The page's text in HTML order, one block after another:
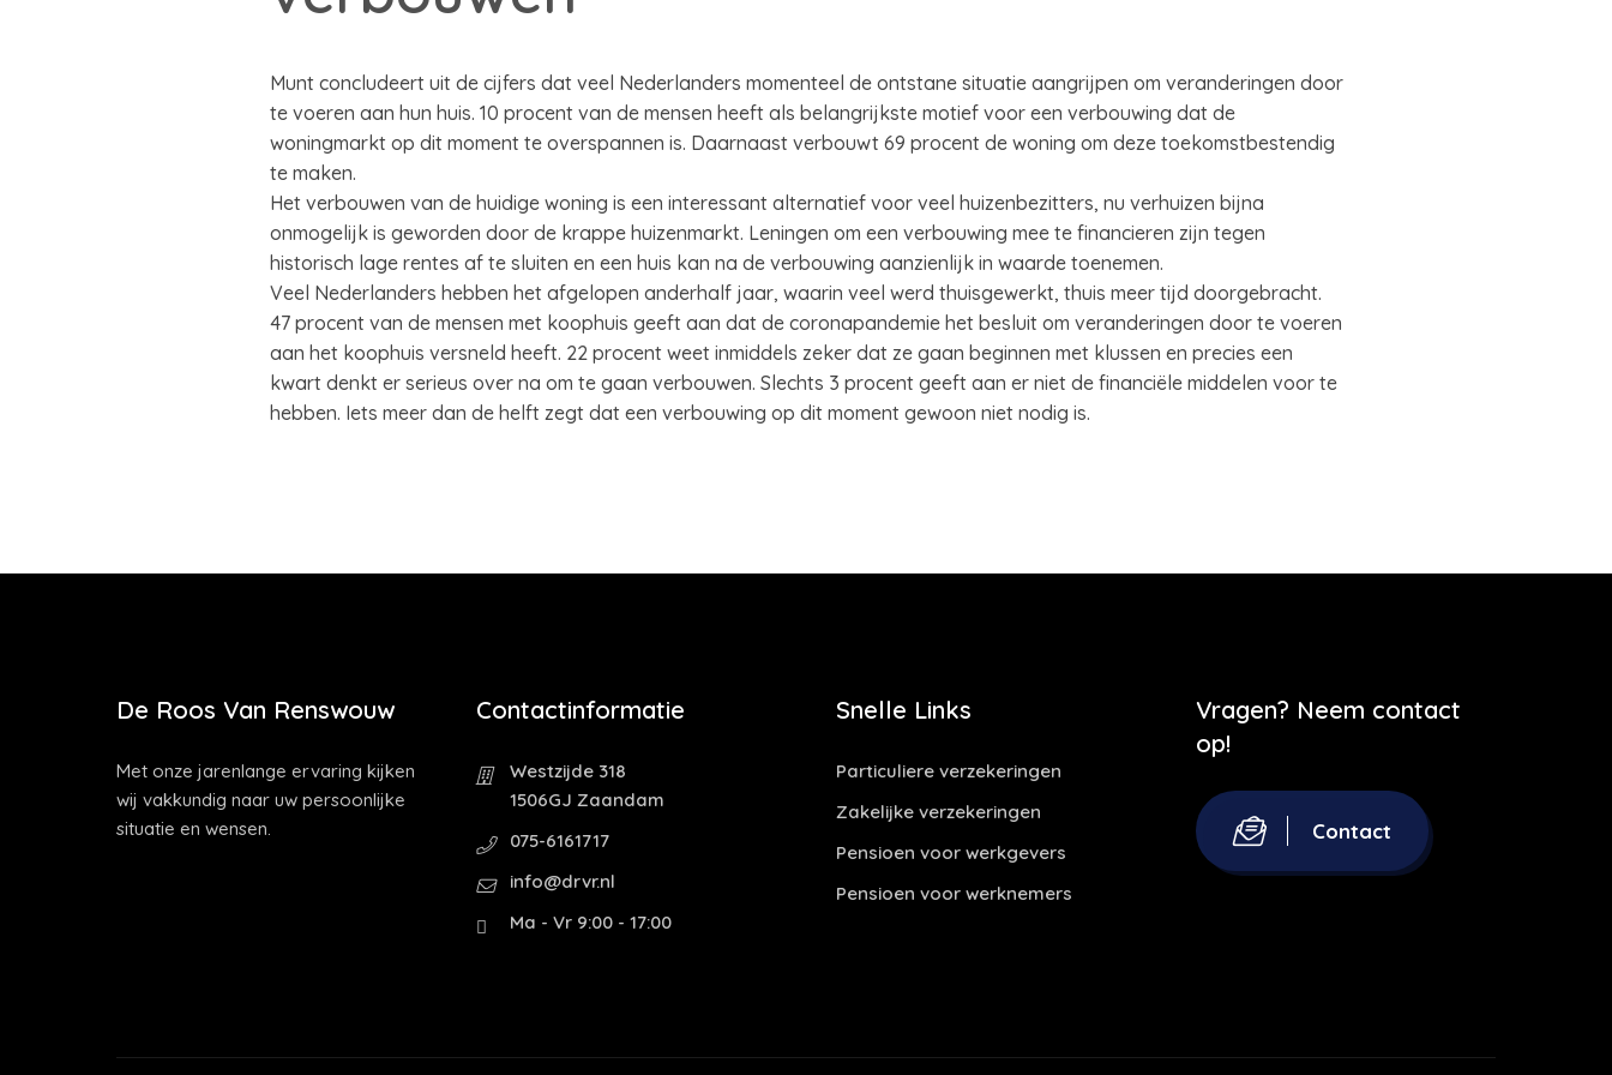
Munt concludeert uit de cijfers dat veel Nederlanders momenteel de ontstane situatie aangrijpen om veranderingen door
te voeren aan hun huis. 10 procent van de mensen heeft als belangrijkste motief voor een verbouwing dat de
woningmarkt op dit moment te overspannen is. Daarnaast verbouwt 69 procent de woning om deze toekomstbestendig
te maken.
Het verbouwen van de huidige woning is een interessant alternatief voor veel huizenbezitters, nu verhuizen bijna
onmogelijk is geworden door de krappe huizenmarkt. Leningen om een verbouwing mee te financieren zijn tegen
historisch lage rentes af te sluiten en een huis kan na de verbouwing aanzienlijk in waarde toenemen.
Veel Nederlanders hebben het afgelopen anderhalf jaar, waarin veel werd thuisgewerkt, thuis meer tijd doorgebracht.
47 procent van de mensen met koophuis geeft aan dat de coronapandemie het besluit om veranderingen door te voeren
aan het koophuis versneld heeft. 22 procent weet inmiddels zeker dat ze gaan beginnen met klussen en precies een
kwart denkt er serieus over na om te gaan verbouwen. Slechts 3 procent geeft aan er niet de financiële middelen voor te
hebben. Iets meer dan de helft zegt dat een verbouwing op dit moment gewoon niet nodig is.
De Roos Van Renswouw
Met onze jarenlange ervaring kijken
wij vakkundig naar uw persoonlijke
situatie en wensen.
Contactinformatie
Westzijde 318
1506GJ Zaandam
075-6161717
info@drvr.nl
Ma - Vr 9:00 - 17:00
Snelle Links
Particuliere verzekeringen
Zakelijke verzekeringen
Pensioen voor werkgevers
Pensioen voor werknemers
Vragen? Neem contact
op!
Contact